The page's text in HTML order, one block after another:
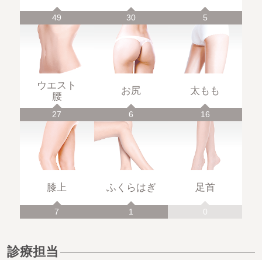
49 30 5
ウエスト
腰
27
お尻
6
太もも
16
膝上
7
ふくらはぎ
1
足首
0
診療担当